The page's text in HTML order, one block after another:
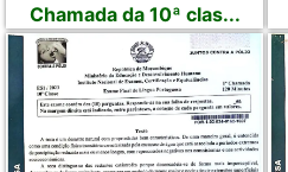
Chamada da 10ª clas...